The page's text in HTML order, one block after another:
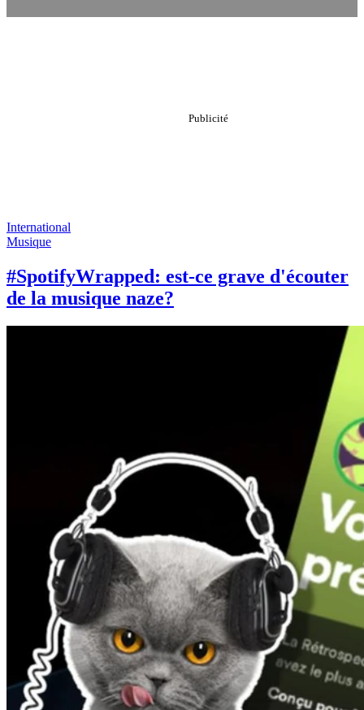
International
Musique
#SpotifyWrapped: est-ce grave d'écouter
de la musique naze?